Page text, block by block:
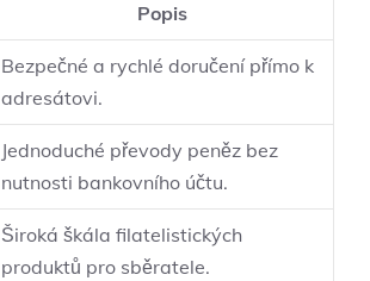
Popis
Bezpečné a rychlé doručení přímo k
adresátovi.
Jednoduché převody peněz bez
nutnosti bankovního účtu.
Široká škála filatelistických
produktů pro sběratele.